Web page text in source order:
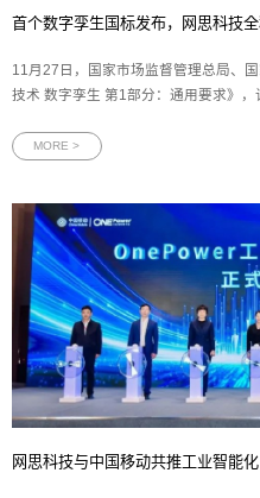
首个数字孪生国标发布，网思科技
11月27日，国家市场监督管理总局、
技术 数字孪生 第1部分：通用要求》
和阿里巴巴等企业共同填补数字孪生
MORE >
网思科技与中国移动共推工业智能化